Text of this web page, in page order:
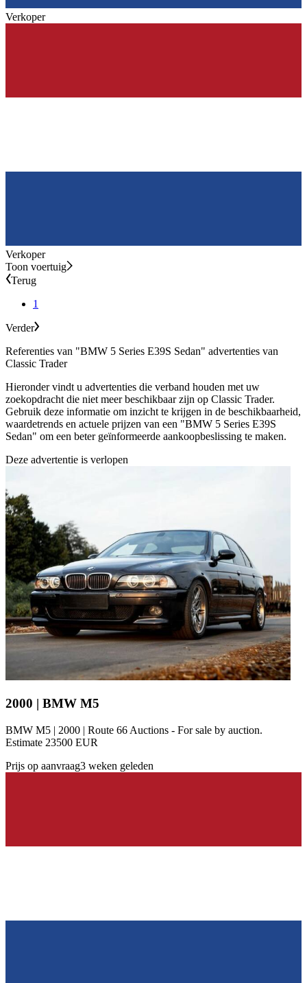
Verkoper
Verkoper
Toon voertuig
Terug
1
Verder
Referenties van "BMW 5 Series E39S Sedan" advertenties van
Classic Trader
Hieronder vindt u advertenties die verband houden met uw
zoekopdracht die niet meer beschikbaar zijn op Classic Trader.
Gebruik deze informatie om inzicht te krijgen in de beschikbaarheid,
waardetrends en actuele prijzen van een "BMW 5 Series E39S
Sedan" om een beter geïnformeerde aankoopbeslissing te maken.
Deze advertentie is verlopen
2000 | BMW M5
BMW M5 | 2000 | Route 66 Auctions - For sale by auction.
Estimate 23500 EUR
Prijs op aanvraag3 weken geleden